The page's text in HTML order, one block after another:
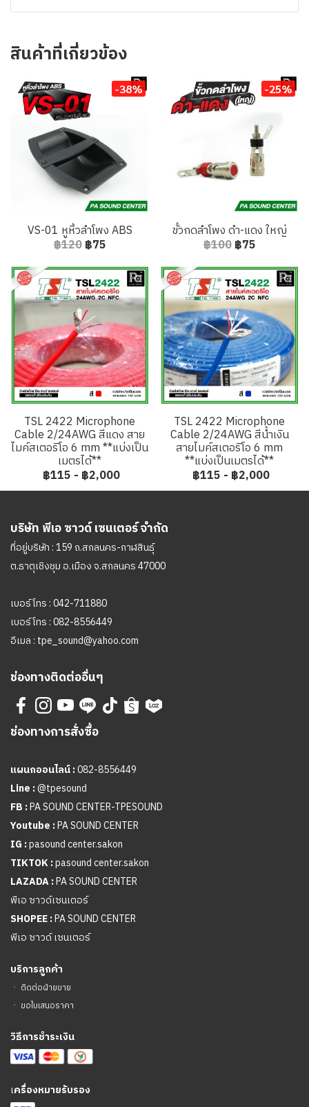
สินค้าที่เกี่ยวข้อง
-38%
VS-01 หูหิ้วลำโพง ABS
฿120 ฿75
-25%
ขั้วกดลำโพง ดำ-แดง ใหญ่
฿100 ฿75
TSL 2422 Microphone
Cable 2/24AWG สีแดง สาย
ไมค์สเตอริโอ 6 mm **แบ่งเป็น
เมตรได้**
฿115 - ฿2,000
TSL 2422 Microphone
Cable 2/24AWG สีน้ำเงิน
สายไมค์สเตอริโอ 6 mm
**แบ่งเป็นเมตรได้**
฿115 - ฿2,000
บริษัท พีเอ ซาวด์ เซนเตอร์ จำกัด
ที่อยู่บริษัท : 159 ถ.สกลนคร-กาฬสินธุ์
ต.ธาตุเชิงชุม อ.เมือง จ.สกลนคร 47000
เบอร์โทร :042-711880
เบอร์โทร :082-8556449
อีเมล : tpe_sound@yahoo.com
ช่องทางติดต่ออื่นๆ
ช่องทางการสั่งซื้อ
แผนกออนไลน์ :082-8556449
Line :@tpesound
FB :PA SOUND CENTER-TPESOUND
Youtube :PA SOUND CENTER
IG :pasound center.sakon
TIKTOK :pasound center.sakon
LAZADA :PA SOUND CENTER
พีเอ ซาวด์เซนเตอร์
SHOPEE :PA SOUND CENTER
พีเอ ซาวด์ เซนเตอร์
บริการลูกค้า
ㆍ ติดต่อฝ่ายขาย
ㆍ ขอใบเสนอราคา
วิธีการชำระเงิน
เครื่องหมายรับรอง